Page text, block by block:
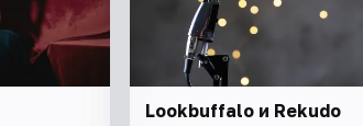
Lookbuffalo и Rekudo